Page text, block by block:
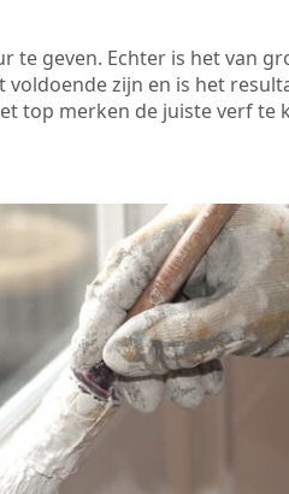
te geven. Echter is het van
zijn en is het
top merken de juiste verf te